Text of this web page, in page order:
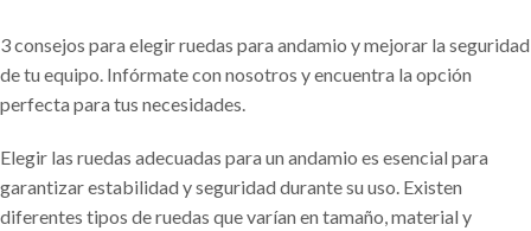
3 consejos para elegir ruedas para andamio y mejorar la seguridad
de tu equipo. Infórmate con nosotros y encuentra la opción
perfecta para tus necesidades.
Elegir las ruedas adecuadas para un andamio es esencial para
garantizar estabilidad y seguridad durante su uso. Existen
diferentes tipos de ruedas que varían en tamaño, material y